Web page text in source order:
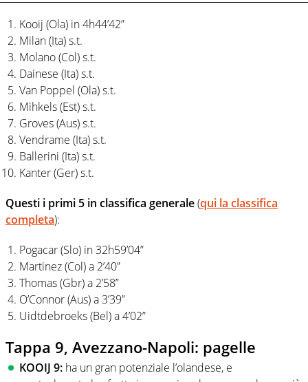
Kooij (Ola) in 4h44’42”
Milan (Ita) s.t.
Molano (Col) s.t.
Dainese (Ita) s.t.
Van Poppel (Ola) s.t.
Mihkels (Est) s.t.
Groves (Aus) s.t.
Vendrame (Ita) s.t.
Ballerini (Ita) s.t.
Kanter (Ger) s.t.
Questi i primi 5 in classifica generale(qui la classifica
completa):
Pogacar (Slo) in 32h59’04”
Martinez (Col) a 2’40”
Thomas (Gbr) a 2’58”
O’Connor (Aus) a 3’39”
Uidtdebroeks (Bel) a 4’02”
Tappa 9, Avezzano-Napoli: pagelle
KOOIJ 9: ha un gran potenziale l’olandese, e